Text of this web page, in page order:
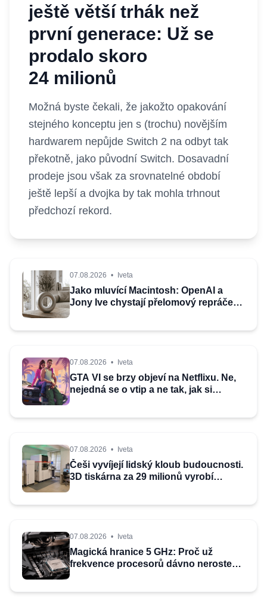
ještě větší trhák než
první generace: Už se
prodalo skoro
24 milionů
Možná byste čekali, že jakožto opakování
stejného konceptu jen s (trochu) novějším
hardwarem nepůjde Switch 2 na odbyt tak
překotně, jako původní Switch. Dosavadní
prodeje jsou však za srovnatelné období
ještě lepší a dvojka by tak mohla trhnout
předchozí rekord.
07.08.2026 • Iveta
Jako mluvící Macintosh: OpenAI a
Jony Ive chystají přelomový repráček,
07.08.2026 • Iveta
GTA VI se brzy objeví na Netflixu. Ne,
nejedná se o vtip a ne tak, jak si
07.08.2026 • Iveta
Češi vyvíjejí lidský kloub budoucnosti.
3D tiskárna za 29 milionů vyrobí
07.08.2026 • Iveta
Magická hranice 5 GHz: Proč už
frekvence procesorů dávno neroste